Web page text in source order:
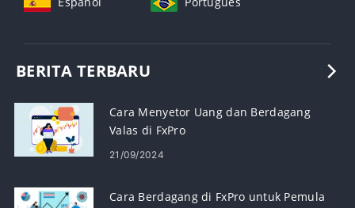
BERITA TERBARU
Cara Menyetor Uang dan Berdagang
Valas di FxPro
21/09/2024
Cara Berdagang di FxPro untuk Pemula